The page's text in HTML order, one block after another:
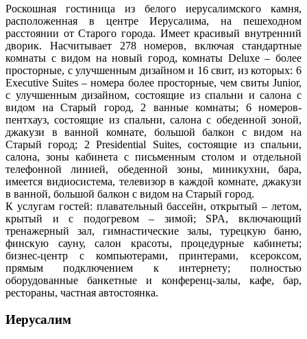
Роскошная гостиница из белого иерусалимского камня,
расположенная в центре Иерусалима, на пешеходном
расстоянии от Старого города. Имеет красивый внутренний
дворик. Насчитывает 278 номеров, включая стандартные
комнаты с видом на новый город, комнаты Deluxe – более
просторные, с улучшенным дизайном и 16 свит, из которых: 6
Executive Suites – номера более просторные, чем свиты Junior,
с улучшенным дизайном, состоящие из спальни и салона с
видом на Старый город, 2 ванные комнаты; 6 номеров-
пентхауз, состоящие из спальни, салона с обеденной зоной,
джакузи в ванной комнате, большой балкон с видом на
Старый город; 2 Presidential Suites, состоящие из спальни,
салона, зоны кабинета с письменным столом и отдельной
телефонной линией, обеденной зоны, миникухни, бара,
имеется видиосистема, телевизор в каждой комнате, джакузи
в ванной, большой балкон с видом на Старый город.
К услугам гостей: плавательный бассейн, открытый – летом,
крытый и с подогревом – зимой; SPA, включающий
тренажерный зал, гимнастические залы, турецкую баню,
финскую сауну, салон красоты, процедурные кабинеты;
бизнес-центр с компьютерами, принтерами, ксероксом,
прямым подключением к интернету; полностью
оборудованные банкетные и конференц-залы, кафе, бар,
рестораны, частная автостоянка.
Иерусалим